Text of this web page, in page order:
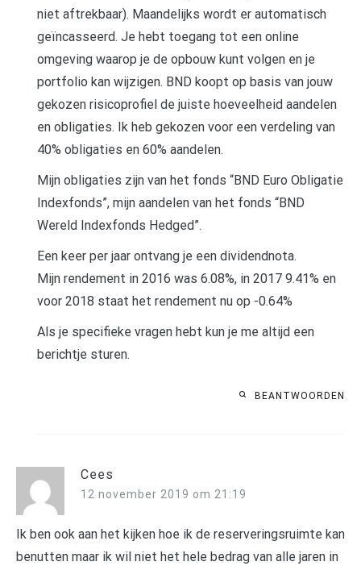
niet aftrekbaar). Maandelijks wordt er automatisch
geïncasseerd. Je hebt toegang tot een online
omgeving waarop je de opbouw kunt volgen en je
portfolio kan wijzigen. BND koopt op basis van jouw
gekozen risicoprofiel de juiste hoeveelheid aandelen
en obligaties. Ik heb gekozen voor een verdeling van
40% obligaties en 60% aandelen.
Mijn obligaties zijn van het fonds “BND Euro Obligatie
Indexfonds”, mijn aandelen van het fonds “BND
Wereld Indexfonds Hedged”.
Een keer per jaar ontvang je een dividendnota.
Mijn rendement in 2016 was 6.08%, in 2017 9.41% en
voor 2018 staat het rendement nu op -0.64%
Als je specifieke vragen hebt kun je me altijd een
berichtje sturen.
BEANTWOORDEN
Cees
12 november 2019 om 21:19
Ik ben ook aan het kijken hoe ik de reserveringsruimte kan
benutten maar ik wil niet het hele bedrag van alle jaren in